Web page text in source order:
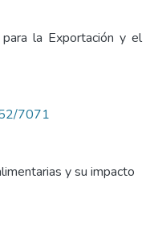
la Exportación y el
7071
y su impacto